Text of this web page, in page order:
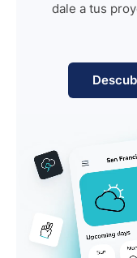
dale a tus